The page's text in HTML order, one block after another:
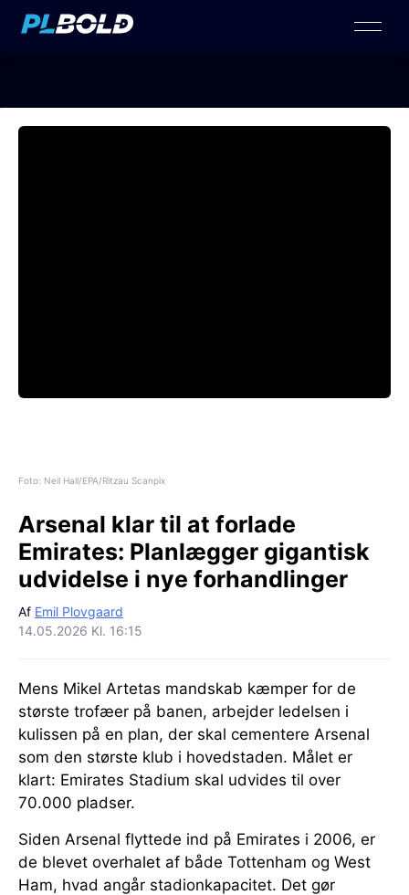
Foto: Neil Hall/EPA/Ritzau Scanpix
Arsenal klar til at forlade
Emirates: Planlægger gigantisk
udvidelse i nye forhandlinger
Af Emil Plovgaard
14.05.2026 Kl. 16:15
Mens Mikel Artetas mandskab kæmper for de
største trofæer på banen, arbejder ledelsen i
kulissen på en plan, der skal cementere Arsenal
som den største klub i hovedstaden. Målet er
klart: Emirates Stadium skal udvides til over
70.000 pladser.
Siden Arsenal flyttede ind på Emirates i 2006, er
de blevet overhalet af både Tottenham og West
Ham, hvad angår stadionkapacitet. Det gør